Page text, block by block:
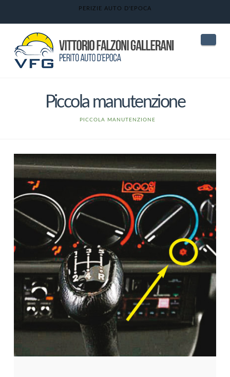
PERIZIE AUTO D'EPOCA
Piccola manutenzione
HOME
PICCOLA MANUTENZIONE